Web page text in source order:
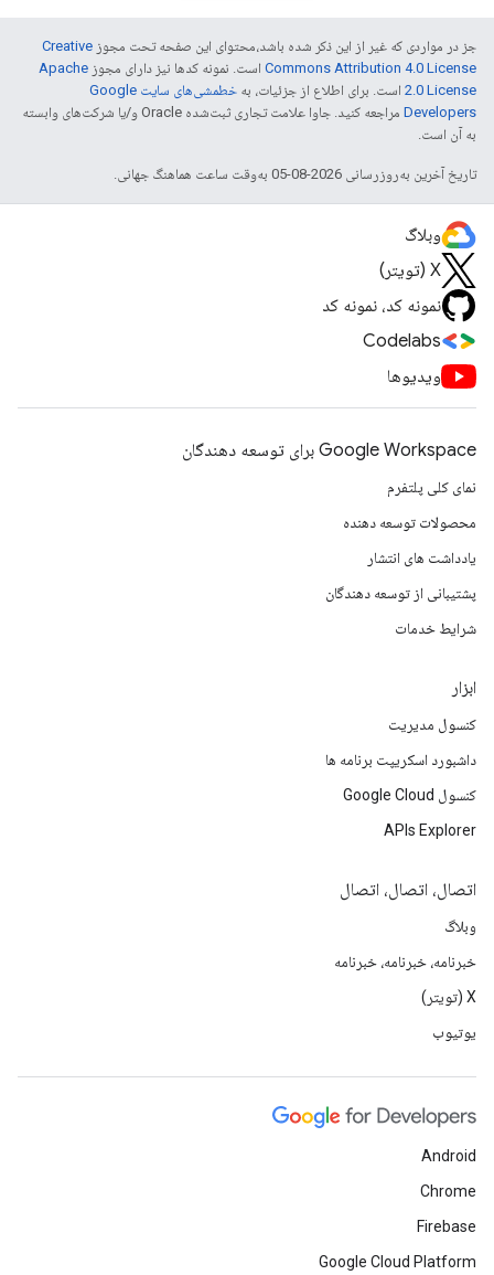
جز در مواردی که غیر از این ذکر شده باشد،‌محتوای این صفحه تحت مجوز Creative
Commons Attribution 4.0 License است. نمونه کدها نیز دارای مجوز Apache
2.0 License است. برای اطلاع از جزئیات، به
خطمشی‌های سایت Google
Developers‏
مراجعه کنید. جاوا علامت تجاری ثبت‌شده Oracle و/یا شرکت‌های وابسته
به آن است.
تاریخ آخرین به‌روزرسانی 2026-08-05 به‌وقت ساعت هماهنگ جهانی.
وبلاگ
X (تویتر)
نمونه کد، نمونه کد
Codelabs
ویدیوها
Google Workspace برای توسعه دهندگان
نمای کلی پلتفرم
محصولات توسعه دهنده
یادداشت های انتشار
پشتیبانی از توسعه دهندگان
شرایط خدمات
ابزار
کنسول مدیریت
داشبورد اسکریپت برنامه ها
کنسول Google Cloud
APIs Explorer
اتصال، اتصال، اتصال
وبلاگ
خبرنامه، خبرنامه، خبرنامه
X (تویتر)
یوتیوب
Android
Chrome
Firebase
Google Cloud Platform